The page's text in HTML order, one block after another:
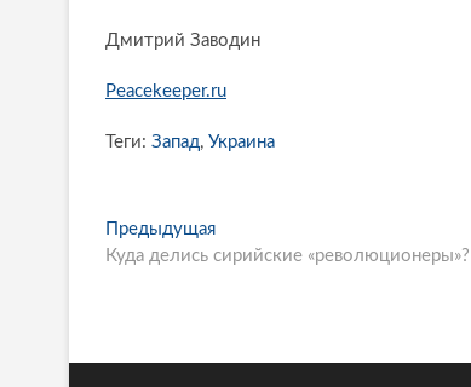
Дмитрий Заводин
Peacekeeper.ru
Теги: Запад, Украина
P
o
t
Предыдущая
р
д
Куда делись сирийские «революционеры»?